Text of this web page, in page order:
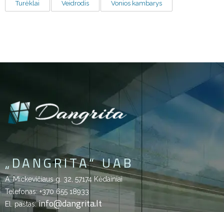
Turėklai Veidrodis Vonios kambarys
„DANGRITA“ UAB
A. Mickevičiaus g. 32, 57174 Kėdainiai
Telefonas: +370 655 18933
El. paštas:info@dangrita.lt